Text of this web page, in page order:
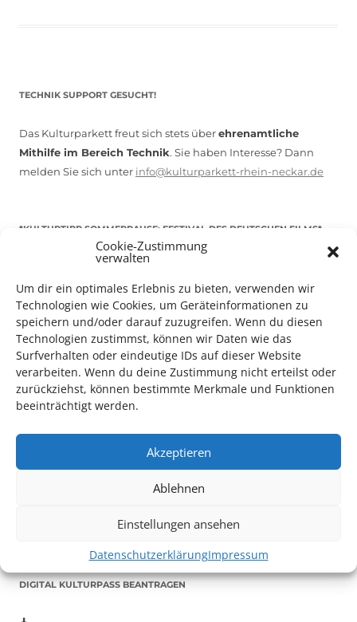
Cookie-Zustimmung
verwalten
Um dir ein optimales Erlebnis zu bieten, verwenden wir
Technologien wie Cookies, um Geräteinformationen zu
speichern und/oder darauf zuzugreifen. Wenn du diesen
Technologien zustimmst, können wir Daten wie das
Surfverhalten oder eindeutige IDs auf dieser Website
verarbeiten. Wenn du deine Zustimmung nicht erteilst oder
zurückziehst, können bestimmte Merkmale und Funktionen
beeinträchtigt werden.
Akzeptieren
Ablehnen
Einstellungen ansehen
DatenschutzerklärungImpressum
TECHNIK SUPPORT GESUCHT!
Das Kulturparkett freut sich stets überehrenamtliche
Mithilfe im Bereich Technik. Sie haben Interesse? Dann
melden Sie sich unter info@kulturparkett-rhein-neckar.de
*KULTURTIPP SOMMERPAUSE: FESTIVAL DES DEUTSCHEN FILMS*
Auch dieses Jahr findet wieder dasFestival des deutschen
in Ludwigshafen statt.
Vom 19. August bist zum 9. SeptemberhabenKulturpass-
Inhaber*innen freien Eintrittzu den Vorstellungen – 30
Weitere Details zum Festival finden SieHIER
DIGITAL KULTURPASS BEANTRAGEN